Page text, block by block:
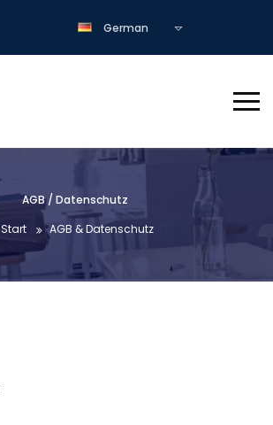
German
AGB / Datenschutz
Start
AGB & Datenschutz